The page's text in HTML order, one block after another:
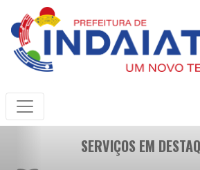
SERVIÇOS EM